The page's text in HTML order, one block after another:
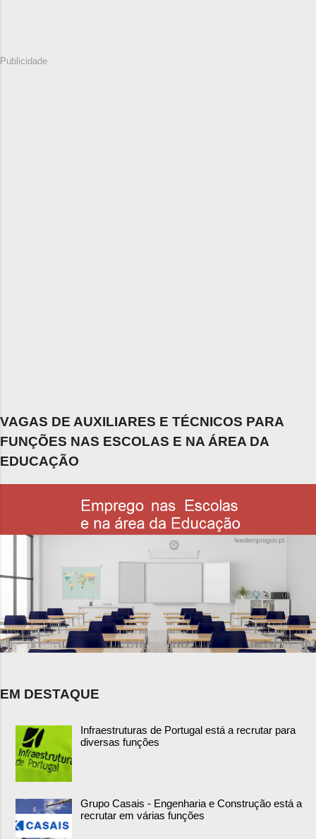
Publicidade
VAGAS DE AUXILIARES E TÉCNICOS PARA
FUNÇÕES NAS ESCOLAS E NA ÁREA DA
EDUCAÇÃO
EM DESTAQUE
Infraestruturas de Portugal está a recrutar para
diversas funções
Grupo Casais - Engenharia e Construção está a
recrutar em várias funções